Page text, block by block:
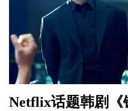
Netflix话题韩剧《